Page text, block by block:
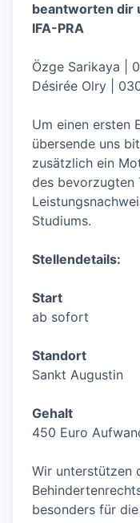
beantworten dir
IFA-PRA
Özge Sarikaya |
Désirée Olry |
Um einen ersten
übersende uns
zusätzlich ein
des bevorzugten
Studiums.
Stellendetails:
Start
ab sofort
Standort
Sankt Augustin
Gehalt
450 Euro
Wir unterstützen
besonders für